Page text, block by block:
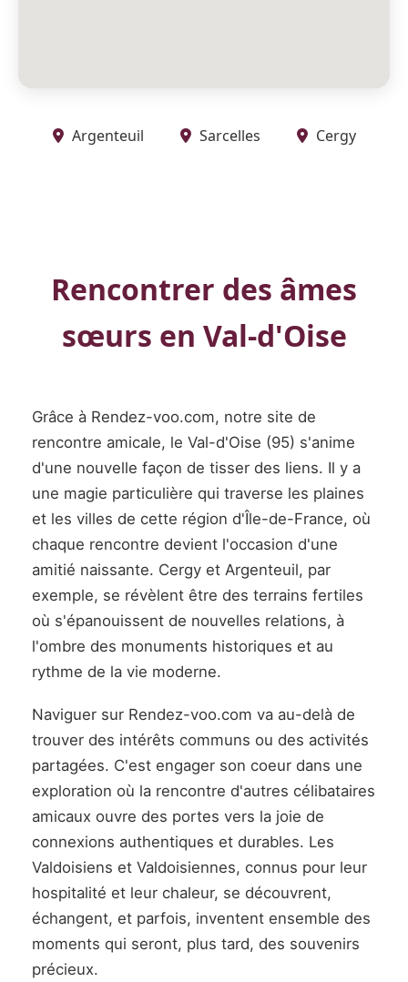
Argenteuil Sarcelles Cergy
Rencontrer des âmes
sœurs en Val-d'Oise
Grâce à Rendez-voo.com, notre site de
rencontre amicale, le Val-d'Oise (95) s'anime
d'une nouvelle façon de tisser des liens. Il y a
une magie particulière qui traverse les plaines
et les villes de cette région d'Île-de-France, où
chaque rencontre devient l'occasion d'une
amitié naissante. Cergy et Argenteuil, par
exemple, se révèlent être des terrains fertiles
où s'épanouissent de nouvelles relations, à
l'ombre des monuments historiques et au
rythme de la vie moderne.
Naviguer sur Rendez-voo.com va au-delà de
trouver des intérêts communs ou des activités
partagées. C'est engager son coeur dans une
exploration où la rencontre d'autres célibataires
amicaux ouvre des portes vers la joie de
connexions authentiques et durables. Les
Valdoisiens et Valdoisiennes, connus pour leur
hospitalité et leur chaleur, se découvrent,
échangent, et parfois, inventent ensemble des
moments qui seront, plus tard, des souvenirs
précieux.